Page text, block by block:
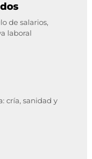
de salarios,
laboral
cría, sanidad y